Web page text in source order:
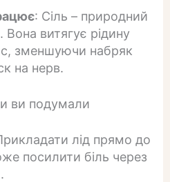
: Сіль – природний
Вона витягує рідину
зменшуючи набряк
на нерв.
ви подумали
лід прямо до
посилити біль через